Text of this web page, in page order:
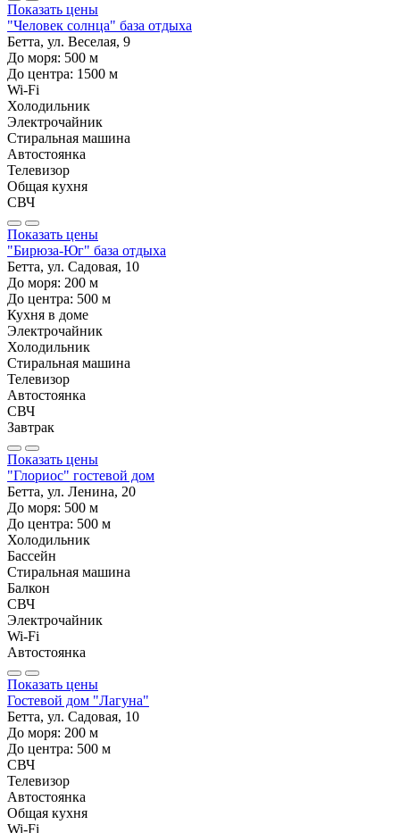
Показать цены
"Человек солнца" база отдыха
Бетта, ул. Веселая, 9
До моря: 500 м
До центра: 1500 м
Wi-Fi
Холодильник
Электрочайник
Стиральная машина
Автостоянка
Телевизор
Общая кухня
СВЧ
Показать цены
"Бирюза-Юг" база отдыха
Бетта, ул. Садовая, 10
До моря: 200 м
До центра: 500 м
Кухня в доме
Электрочайник
Холодильник
Стиральная машина
Телевизор
Автостоянка
СВЧ
Завтрак
Показать цены
"Глориос" гостевой дом
Бетта, ул. Ленина, 20
До моря: 500 м
До центра: 500 м
Холодильник
Бассейн
Стиральная машина
Балкон
СВЧ
Электрочайник
Wi-Fi
Автостоянка
Показать цены
Гостевой дом "Лагуна"
Бетта, ул. Садовая, 10
До моря: 200 м
До центра: 500 м
СВЧ
Телевизор
Автостоянка
Общая кухня
Wi-Fi